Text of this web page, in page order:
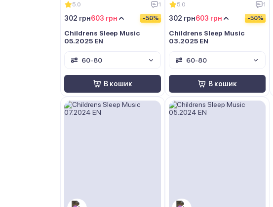
5.0 1
603 грн
302 грн -50%
Childrens Sleep Music
05.2025 EN
60-80
В кошик
5.0 1
603 грн
302 грн -50%
Childrens Sleep Music
03.2025 EN
60-80
В кошик